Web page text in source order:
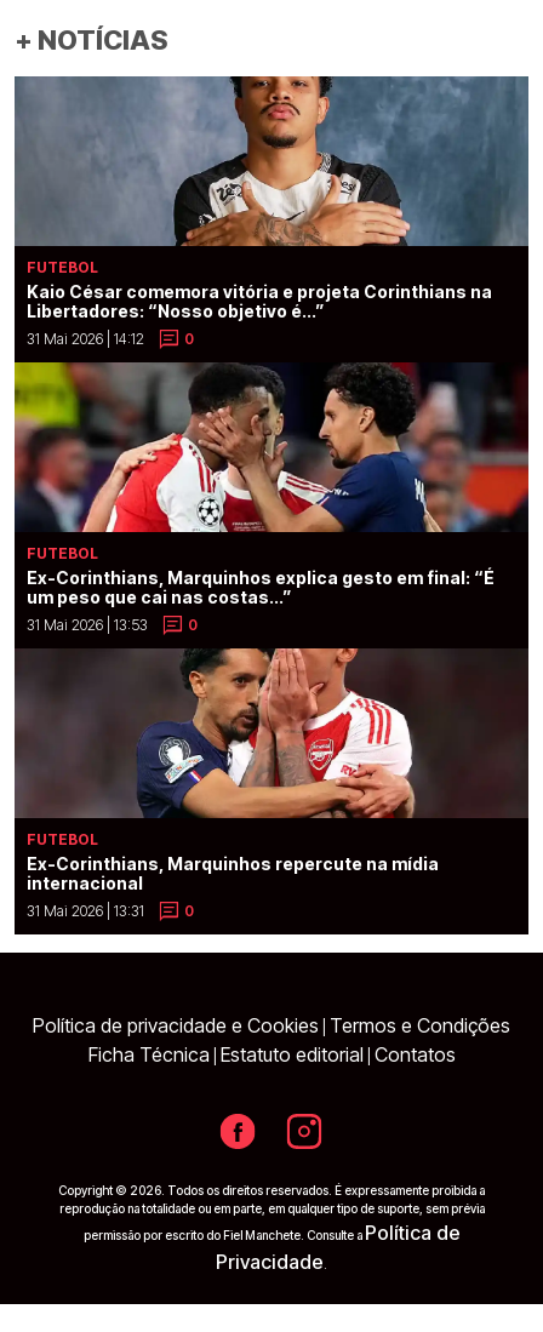
+ NOTÍCIAS
FUTEBOL
Kaio César comemora vitória e projeta Corinthians na
Libertadores: “Nosso objetivo é...”
31 Mai 2026 | 14:12 0
FUTEBOL
Ex-Corinthians, Marquinhos explica gesto em final: “É
um peso que cai nas costas...”
31 Mai 2026 | 13:53 0
FUTEBOL
Ex-Corinthians, Marquinhos repercute na mídia
internacional
31 Mai 2026 | 13:31 0
Política de privacidade e Cookies Termos e Condições
Ficha Técnica Estatuto editorial Contatos
Copyright © 2026. Todos os direitos reservados. É expressamente proibida a
reprodução na totalidade ou em parte, em qualquer tipo de suporte, sem prévia
permissão por escrito do Fiel Manchete. Consulte a Política de
Privacidade